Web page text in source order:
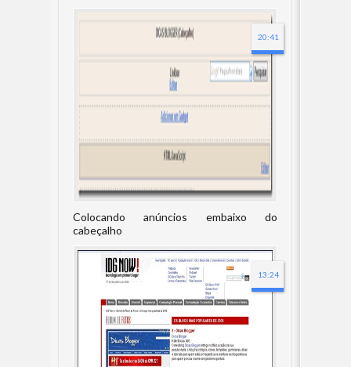
Colocando anúncios embaixo do
cabeçalho
20:41
13:24